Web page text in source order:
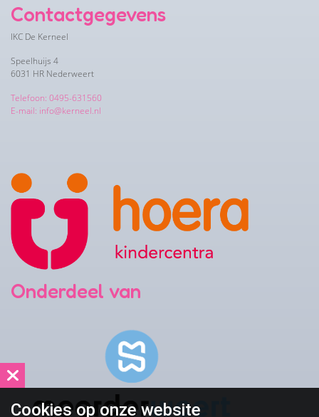
Contactgegevens
IKC De Kerneel
Speelhuijs 4
6031 HR Nederweert
Telefoon: 0495-631560
E-mail: info@kerneel.nl
Onderdeel van
Cookies oponze website